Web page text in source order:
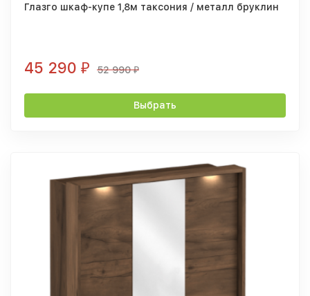
Глазго шкаф-купе 1,8м таксония / металл бруклин
45 290 ₽ 52 990₽
Выбрать